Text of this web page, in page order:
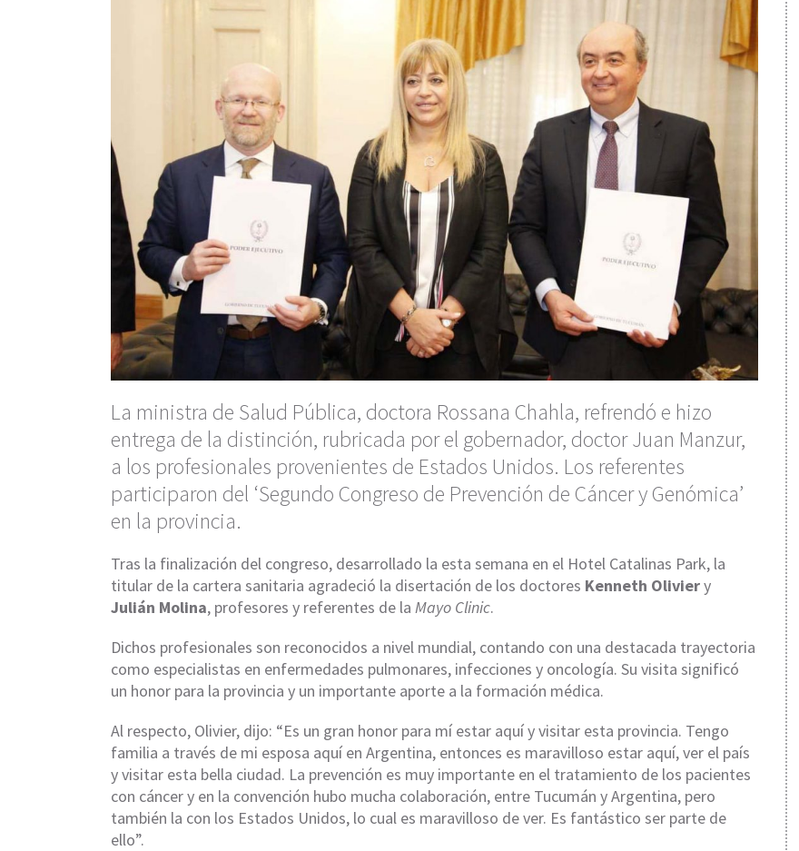
La ministra de Salud Pública, doctora Rossana Chahla, refrendó e hizo
entrega de la distinción, rubricada por el gobernador, doctor Juan Manzur,
a los profesionales provenientes de Estados Unidos. Los referentes
participaron del ‘Segundo Congreso de Prevención de Cáncer y Genómica’
en la provincia.
Tras la finalización del congreso, desarrollado la esta semana en el Hotel Catalinas Park, la
titular de la cartera sanitaria agradeció la disertación de los doctores Kenneth Oliviery
Julián Molina, profesores y referentes de la Mayo Clinic.
Dichos profesionales son reconocidos a nivel mundial, contando con una destacada trayectoria
como especialistas en enfermedades pulmonares, infecciones y oncología. Su visita significó
un honor para la provincia y un importante aporte a la formación médica.
Al respecto, Olivier, dijo: “Es un gran honor para mí estar aquí y visitar esta provincia. Tengo
familia a través de mi esposa aquí en Argentina, entonces es maravilloso estar aquí, ver el país
y visitar esta bella ciudad. La prevención es muy importante en el tratamiento de los pacientes
con cáncer y en la convención hubo mucha colaboración, entre Tucumán y Argentina, pero
también la con los Estados Unidos, lo cual es maravilloso de ver. Es fantástico ser parte de
ello”.